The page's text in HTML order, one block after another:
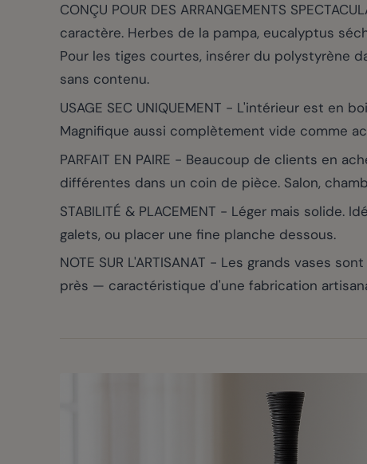
CONÇU POUR DES ARRANGEMENTS
caractère. Herbes de la pampa, eucalyptus
Pour les tiges courtes, insérer du polystyrène
sans contenu.
USAGE SEC UNIQUEMENT - L'intérieur est
Magnifique aussi complètement vide comme
PARFAIT EN PAIRE - Beaucoup de clients en
différentes dans un coin de pièce. Salon,
STABILITÉ & PLACEMENT - Léger mais
galets, ou placer une fine planche dessous.
NOTE SUR L'ARTISANAT - Les grands vases
près — caractéristique d'une fabrication